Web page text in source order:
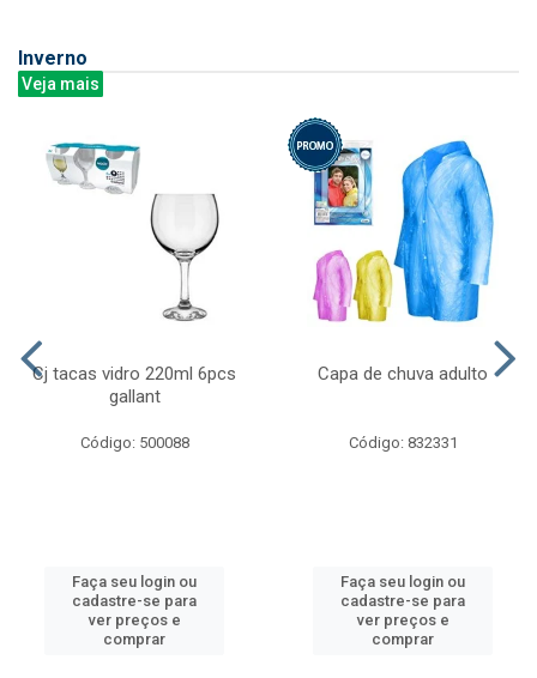
Inverno
Veja mais
Cj tacas vidro 220ml 6pcs
gallant
Código: 500088
Faça seu login ou
cadastre-se para
ver preços e
comprar
Capa de chuva adulto
Código: 832331
Faça seu login ou
cadastre-se para
ver preços e
comprar